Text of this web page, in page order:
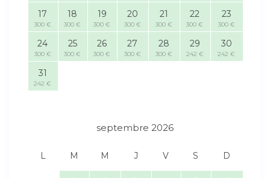
17
300 €
18
300 €
19
300 €
20
300 €
21
300 €
22
300 €
23
300 €
24
300 €
25
300 €
26
300 €
27
300 €
28
300 €
29
242 €
30
242 €
31
242 €
septembre 2026
L M M J V S D